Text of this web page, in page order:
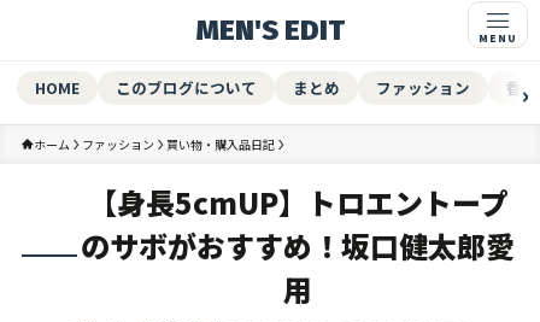
MEN'S EDIT
HOME このブログについて まとめ ファッション 香水
ホーム ファッション 買い物・購入品日記
【身長5cmUP】トロエントープ
のサボがおすすめ！坂口健太郎愛
用